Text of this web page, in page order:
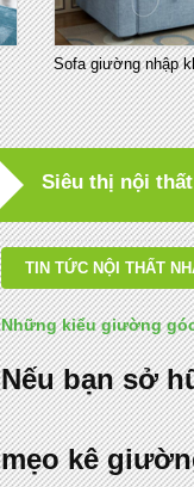
Sofa giường nhập
Siêu thị nội
TIN TỨC NỘI THẤT
Những kiểu giường
Nếu bạn sở
mẹo kê